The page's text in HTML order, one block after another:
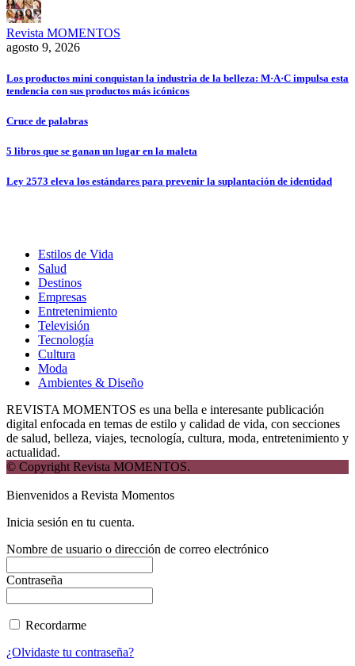
Revista MOMENTOS
agosto 9, 2026
Los productos mini conquistan la industria de la belleza: M·A·C impulsa esta
tendencia con sus productos más icónicos
Cruce de palabras
5 libros que se ganan un lugar en la maleta
Ley 2573 eleva los estándares para prevenir la suplantación de identidad
Estilos de Vida
Salud
Destinos
Empresas
Entretenimiento
Televisión
Tecnología
Cultura
Moda
Ambientes & Diseño
REVISTA MOMENTOS es una bella e interesante publicación
digital enfocada en temas de estilo y calidad de vida, con secciones
de salud, belleza, viajes, tecnología, cultura, moda, entretenimiento y
actualidad.
© Copyright Revista MOMENTOS.
Bienvenidos a Revista Momentos
Inicia sesión en tu cuenta.
Nombre de usuario o dirección de correo electrónico
Contraseña
Recordarme
¿Olvidaste tu contraseña?